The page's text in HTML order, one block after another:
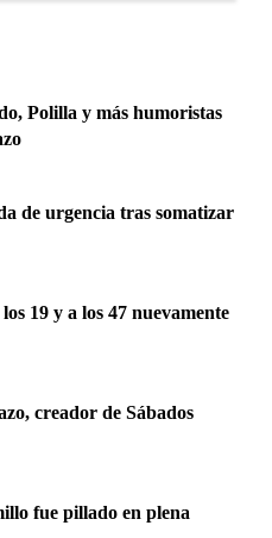
Polilla y más humoristas
de urgencia tras somatizar
19 y a los 47 nuevamente
creador de Sábados
fue pillado en plena